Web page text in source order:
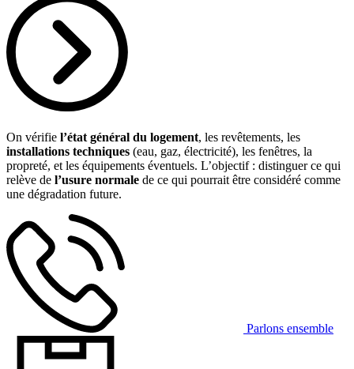
On vérifie l’état général du logement, les revêtements, les
installations techniques (eau, gaz, électricité), les fenêtres, la
propreté, et les équipements éventuels. L’objectif : distinguer ce qui
relève de l’usure normale de ce qui pourrait être considéré comme
une dégradation future.
Parlons ensemble